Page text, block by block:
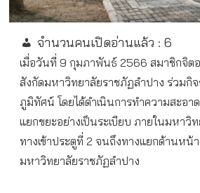
จำนวนคนเปิดอ่านแล้ว : 6
เมื่อวันที่ 9 กุมภาพันธ์ 2566 สมาชิกจิต
สังกัดมหาวิทยาลัยราชภัฏลำปาง ร่วมกิ
ภูมิทัศน์ โดยได้ดำเนินการทำความสะอา
แยกขยะอย่างเป็นระเบียบ ภายในมหาวิ
ทางเข้าประตูที่ 2 จนถึงทางแยกด้านห
มหาวิทยาลัยราชภัฏลำปาง